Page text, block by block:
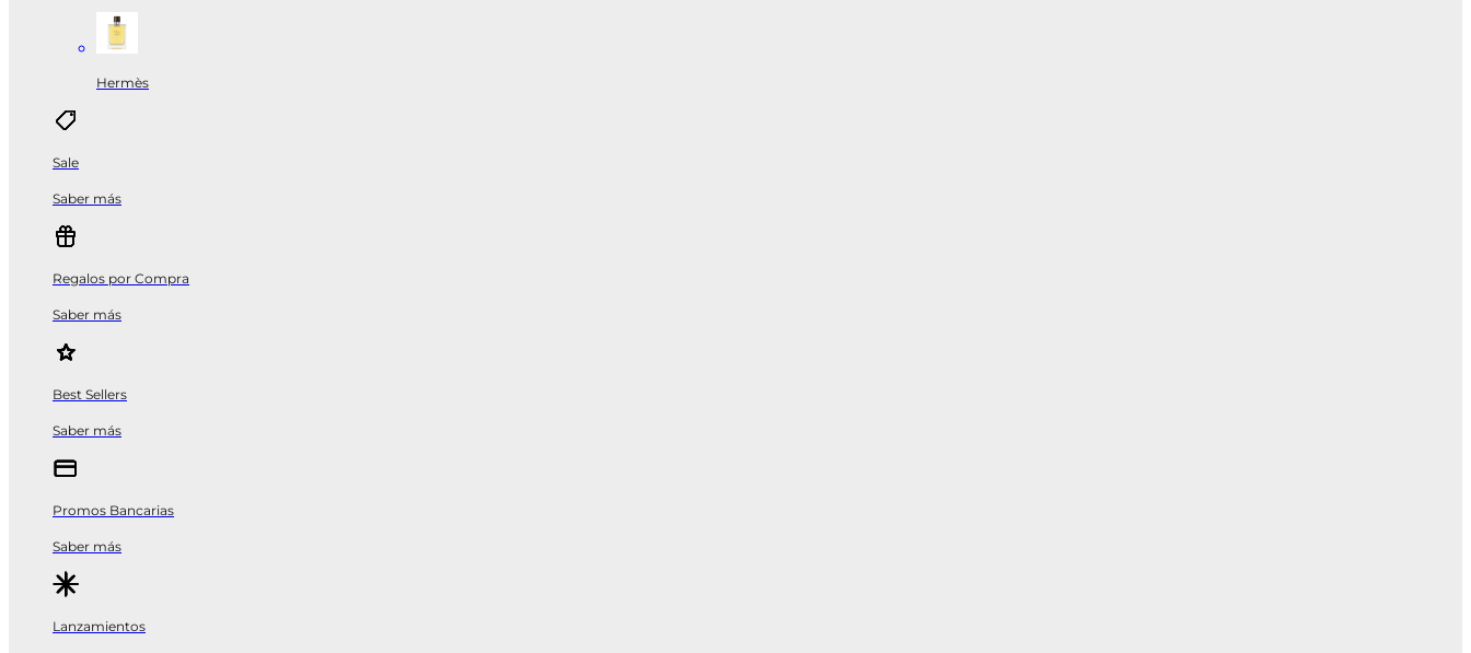
Hermès
Sale
Saber más
Regalos por Compra
Saber más
Best Sellers
Saber más
Promos Bancarias
Saber más
Lanzamientos